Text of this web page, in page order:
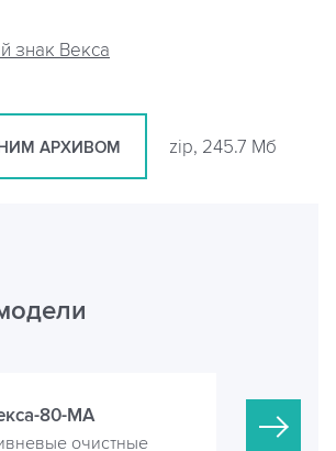
знак Векса
АРХИВОМ zip, 245.7 Мб
80-МА
очистные
Векса-
Ливневые